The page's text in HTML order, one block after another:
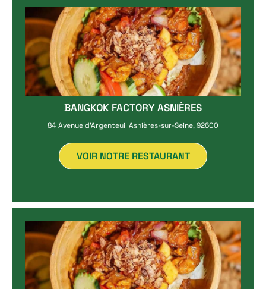
BANGKOK FACTORY ASNIÈRES
84 Avenue d'Argenteuil Asnières-sur-Seine, 92600
VOIR NOTRE RESTAURANT